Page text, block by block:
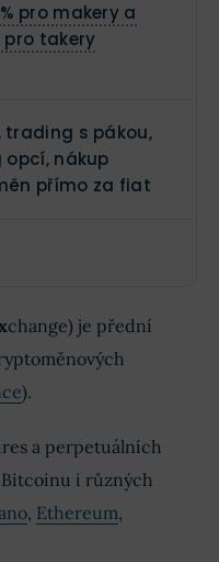
pro makery a
pro takery
trading s pákou,
nákup
přímo za fiat
change) je přední
).
a perpetuálních
i různých
, Ethereum,